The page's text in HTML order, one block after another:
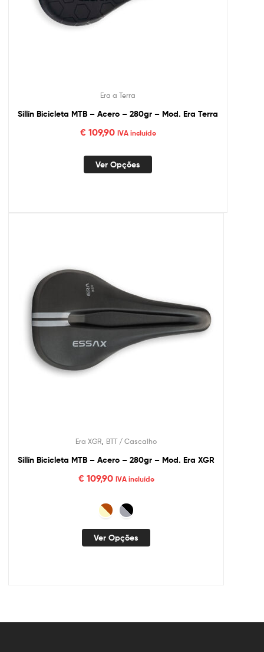
Era a Terra
Sillín Bicicleta MTB – Acero – 280gr – Mod. Era Terra
€109,90 IVA incluído
Ver Opções
Era XGR, BTT / Cascalho
Sillín Bicicleta MTB – Acero – 280gr – Mod. Era XGR
€109,90 IVA incluído
Ver Opções